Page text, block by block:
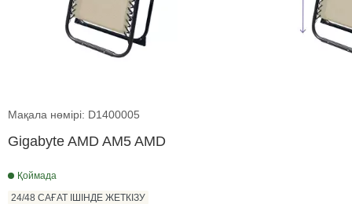
Қол сағаттары
Мақала нөмірі: D1400005
Gigabyte AMD AM5 AMD
Қоймада
24/48 САҒАТ ІШІНДЕ ЖЕТКІЗУ